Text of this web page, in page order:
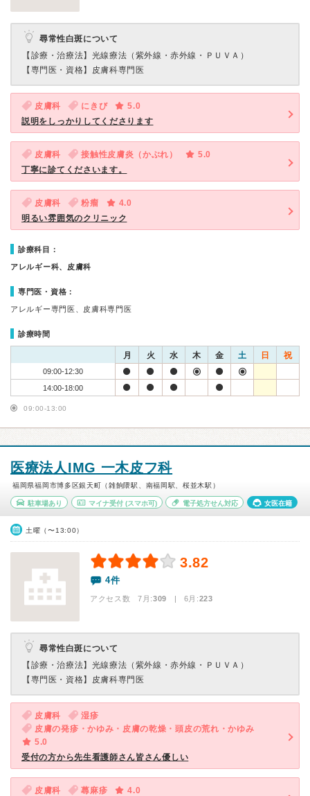
尋常性白斑について
【診療・治療法】 光線療法（紫外線・赤外線・ＰＵＶＡ）
【専門医・資格】 皮膚科専門医
皮膚科 にきび
5.0
説明をしっかりしてくださります
皮膚科 接触性皮膚炎（かぶれ）
5.0
丁寧に診てくださいます。
皮膚科 粉瘤
4.0
明るい雰囲気のクリニック
診療科目：
アレルギー科、皮膚科
専門医・資格：
アレルギー専門医、皮膚科専門医
診療時間
月 火 水 木 金 土 日 祝
09:00-12:30
14:00-18:00
09:00-13:00
医療法人IMG 一木皮フ科
福岡県福岡市博多区銀天町（雑餉隈駅、南福岡駅、桜並木駅）
駐車場あり マイナ受付(スマホ可) 電子処方せん対応 女医在籍
土曜（〜13:00）
3.82
4件
アクセス数 7月:309 | 6月:223
尋常性白斑について
【診療・治療法】 光線療法（紫外線・赤外線・ＰＵＶＡ）
【専門医・資格】 皮膚科専門医
皮膚科
湿疹
皮膚の発疹・かゆみ・皮膚の乾燥・頭皮の荒れ・かゆみ
5.0
受付の方から先生看護師さん皆さん優しい
皮膚科 蕁麻疹
4.0